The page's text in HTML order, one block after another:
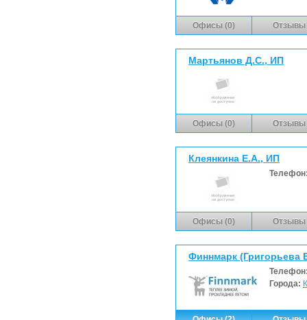
Офисы (0) Отзывы
Мартьянов Д.С., ИП
Офисы (0) Отзывы
Клеянкина Е.А., ИП
Офисы (0) Отзывы
Финнмарк (Григорьева
Города: